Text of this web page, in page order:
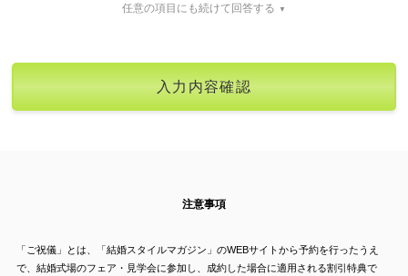
任意の項目にも続けて回答する
注意事項
「ご祝儀」とは、「結婚スタイルマガジン」のWEBサイトから予約を行ったうえ
で、結婚式場のフェア・見学会に参加し、成約した場合に適用される割引特典で